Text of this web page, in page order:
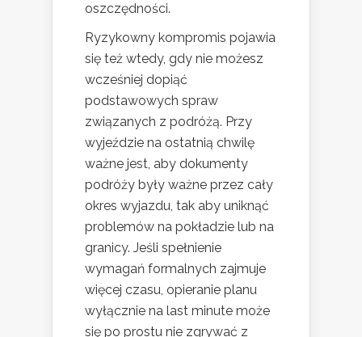
oszczędności.
Ryzykowny kompromis pojawia
się też wtedy, gdy nie możesz
wcześniej dopiąć
podstawowych spraw
związanych z podróżą. Przy
wyjeździe na ostatnią chwilę
ważne jest, aby dokumenty
podróży były ważne przez cały
okres wyjazdu, tak aby uniknąć
problemów na pokładzie lub na
granicy. Jeśli spełnienie
wymagań formalnych zajmuje
więcej czasu, opieranie planu
wyłącznie na last minute może
się po prostu nie zgrywać z